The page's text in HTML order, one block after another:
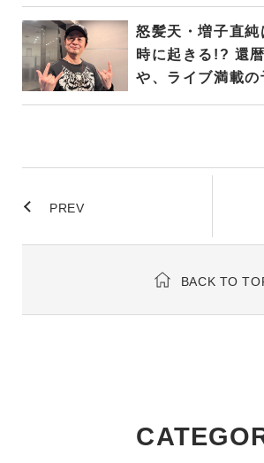
怒髪天・増子直
時に起きる!? 還
や、ライブ満載の
PREV
BACK TO